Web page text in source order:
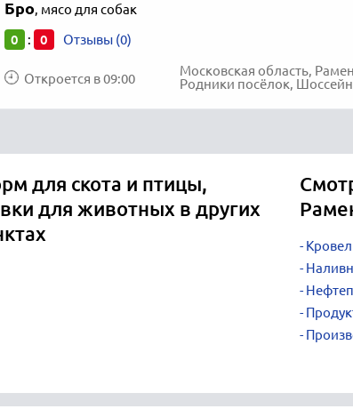
Бро, мясо для собак
0 : 0 Отзывы (0)
Откроется в 09:00
Московская область,
Родники посёлок,
для скота и птицы,
для животных в других